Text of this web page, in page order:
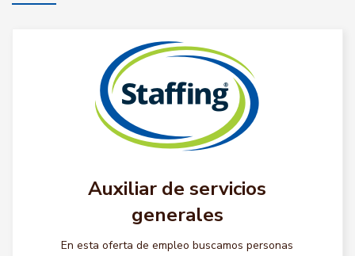
Auxiliar de servicios
generales
En esta oferta de empleo buscamos personas